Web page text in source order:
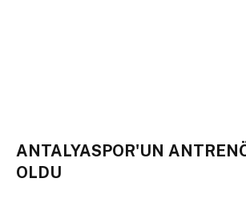
ANTALYASPOR'UN
OLDU